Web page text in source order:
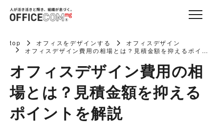
top オフィスをデザインする
オフィスデザイン
オフィスデザイン費用の相場とは？見積金額を抑えるポイン
オフィスデザイン費用の相
場とは？見積金額を抑える
ポイントを解説